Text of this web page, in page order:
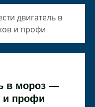
двигатель в
и профи
в мороз —
и профи